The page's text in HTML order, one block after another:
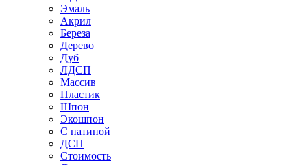
Эмаль
Акрил
Береза
Дерево
Дуб
ЛДСП
Массив
Пластик
Шпон
Экошпон
С патиной
ДСП
Стоимость